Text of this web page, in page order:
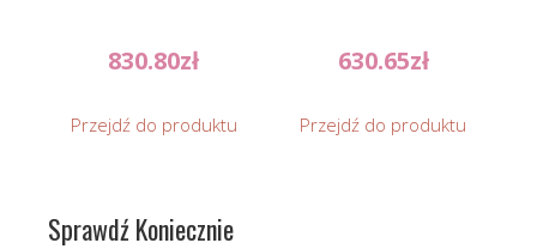
830.80zł
Przejdź do produktu
630.65zł
Przejdź do produktu
Sprawdź Koniecznie